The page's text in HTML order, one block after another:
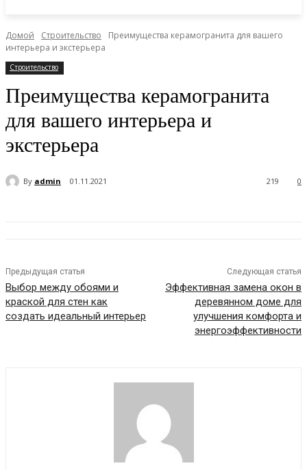
Домой Строительство
Преимущества керамогранита для вашего
интерьера и экстерьера
Строительство
Преимущества керамогранита
для вашего интерьера и
экстерьера
By admin 01.11.2021 0
219
Предыдущая статья
Выбор между обоями и
краской для стен как
создать идеальный интерьер
Следующая статья
Эффективная замена окон в
деревянном доме для
улучшения комфорта и
энергоэффективности